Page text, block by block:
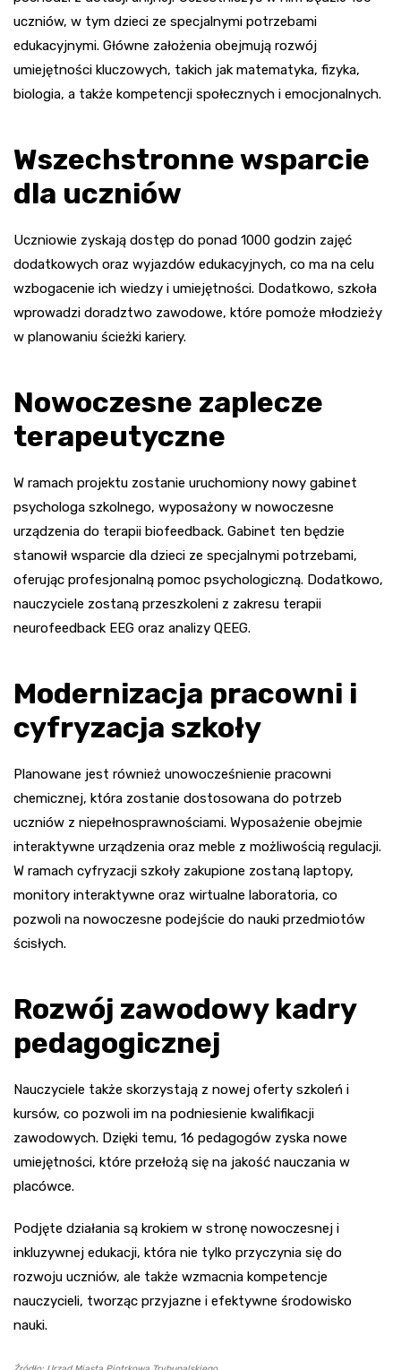
uczniów, w tym dzieci ze specjalnymi potrzebami
edukacyjnymi. Główne założenia obejmują rozwój
umiejętności kluczowych, takich jak matematyka, fizyka,
biologia, a także kompetencji społecznych i emocjonalnych.
Wszechstronne wsparcie
dla uczniów
Uczniowie zyskają dostęp do ponad 1000 godzin zajęć
dodatkowych oraz wyjazdów edukacyjnych, co ma na celu
wzbogacenie ich wiedzy i umiejętności. Dodatkowo, szkoła
wprowadzi doradztwo zawodowe, które pomoże młodzieży
w planowaniu ścieżki kariery.
Nowoczesne zaplecze
terapeutyczne
W ramach projektu zostanie uruchomiony nowy gabinet
psychologa szkolnego, wyposażony w nowoczesne
urządzenia do terapii biofeedback. Gabinet ten będzie
stanowił wsparcie dla dzieci ze specjalnymi potrzebami,
oferując profesjonalną pomoc psychologiczną. Dodatkowo,
nauczyciele zostaną przeszkoleni z zakresu terapii
neurofeedback EEG oraz analizy QEEG.
Modernizacja pracowni i
cyfryzacja szkoły
Planowane jest również unowocześnienie pracowni
chemicznej, która zostanie dostosowana do potrzeb
uczniów z niepełnosprawnościami. Wyposażenie obejmie
interaktywne urządzenia oraz meble z możliwością regulacji.
W ramach cyfryzacji szkoły zakupione zostaną laptopy,
monitory interaktywne oraz wirtualne laboratoria, co
pozwoli na nowoczesne podejście do nauki przedmiotów
ścisłych.
Rozwój zawodowy kadry
pedagogicznej
Nauczyciele także skorzystają z nowej oferty szkoleń i
kursów, co pozwoli im na podniesienie kwalifikacji
zawodowych. Dzięki temu, 16 pedagogów zyska nowe
umiejętności, które przełożą się na jakość nauczania w
placówce.
Podjęte działania są krokiem w stronę nowoczesnej i
inkluzywnej edukacji, która nie tylko przyczynia się do
rozwoju uczniów, ale także wzmacnia kompetencje
nauczycieli, tworząc przyjazne i efektywne środowisko
nauki.